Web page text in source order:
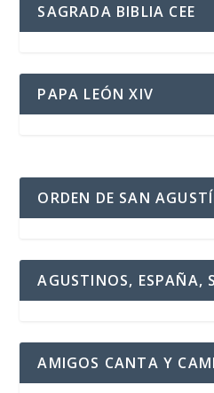
SAGRADA BIBLIA CEE
PAPA LEÓN XIV
ORDEN DE SAN
AGUSTINOS, ESPAÑA,
AMIGOS CANTA Y